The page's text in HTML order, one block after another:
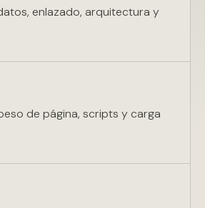
enlazado, arquitectura y
de página, scripts y carga